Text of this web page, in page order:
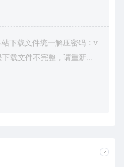
下载文件统一解压密码：v
载文件不完整，请重新下